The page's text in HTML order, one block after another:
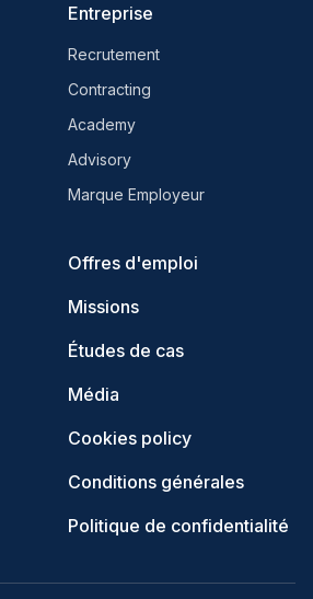
Entreprise
Recrutement
Contracting
Academy
Advisory
Marque Employeur
Offres d'emploi
Missions
Études de cas
Média
Cookies policy
Conditions générales
Politique de confidentialité